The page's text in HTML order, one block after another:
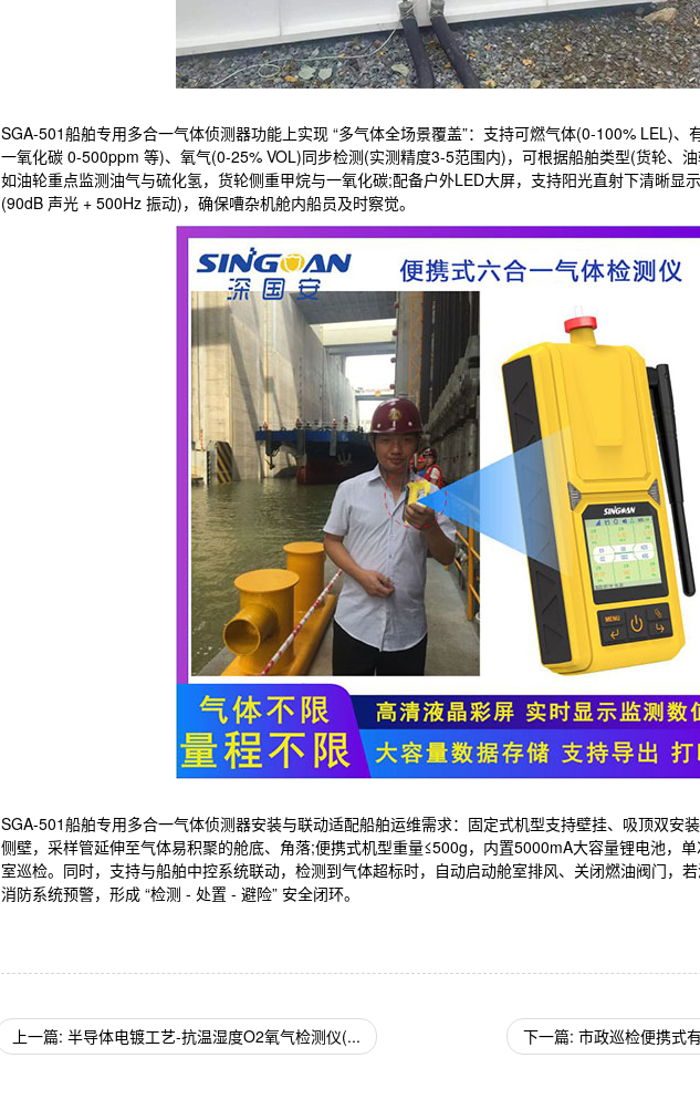
SGA-501船舶专用多合一气体侦测器功能上实现 “多气体全场景覆盖”：支持可燃气体(0-100% LEL)、
一氧化碳 0-500ppm 等)、氧气(0-25% VOL)同步检测(实测精度3-5范围内)，可根据船舶类型(货轮
如油轮重点监测油气与硫化氢，货轮侧重甲烷与一氧化碳;配备户外LED大屏，支持阳光直射下清晰显
(90dB 声光 + 500Hz 振动)，确保嘈杂机舱内船员及时察觉。
SGA-501船舶专用多合一气体侦测器安装与联动适配船舶运维需求：固定式机型支持壁挂、吸顶双安
侧壁，采样管延伸至气体易积聚的舱底、角落;便携式机型重量≤500g，内置5000mA大容量锂电池，
室巡检。同时，支持与船舶中控系统联动，检测到气体超标时，自动启动舱室排风、关闭燃油阀门，
消防系统预警，形成 “检测 - 处置 - 避险” 安全闭环。
上一篇: 半导体电镀工艺-抗温湿度O2氧气检测仪(... 下一篇: 市政巡检便携式